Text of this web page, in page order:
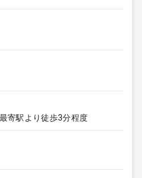
寄駅より徒歩3分程度